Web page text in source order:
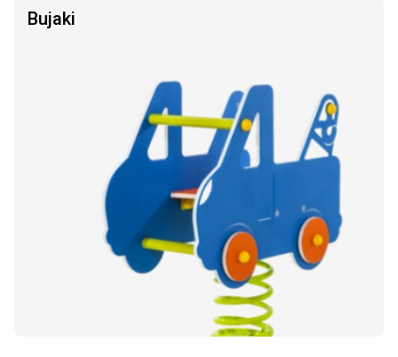
Bujaki